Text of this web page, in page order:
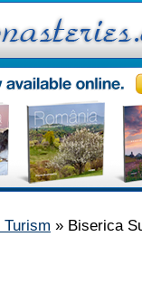
Turism » Biserica